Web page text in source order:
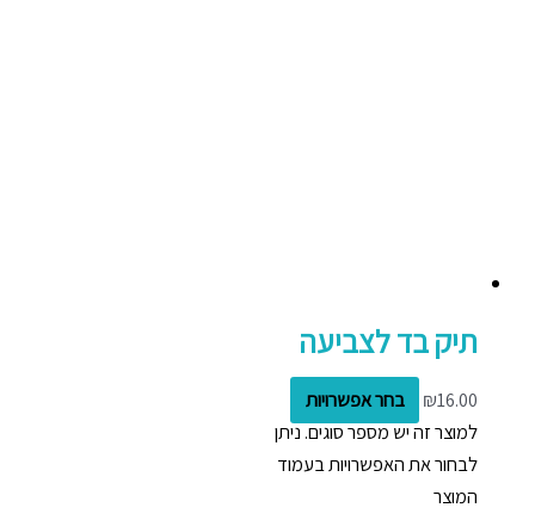
תיק בד לצביעה
₪16.00
בחר אפשרויות
למוצר זה יש מספר סוגים. ניתן
לבחור את האפשרויות בעמוד
המוצר